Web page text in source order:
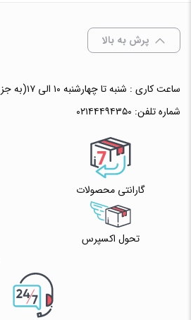
پرش به بالا
ساعت کاری : شنبه تا چهارشنبه ۱۰ الی ۱۷(به جز ایام تعطیل)
شماره تلفن: ۰۲۱۴۴۴۹۴۳۵۰
گارانتی محصولات
تحول اکسپرس